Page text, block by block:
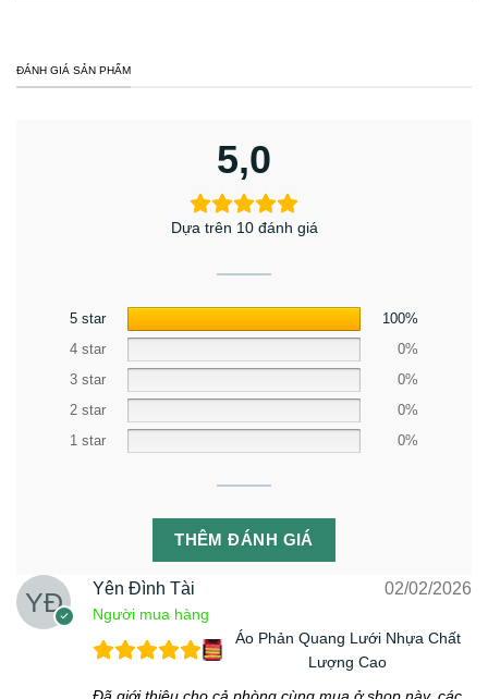
ĐÁNH GIÁ SẢN PHẨM
5,0
Dựa trên 10 đánh giá
5 star
100%
4 star
0%
3 star
0%
2 star
0%
1 star
0%
THÊM ĐÁNH GIÁ
Yên Đình Tài
Người mua hàng
02/02/2026
Áo Phản Quang Lưới Nhựa Chất
Lượng Cao